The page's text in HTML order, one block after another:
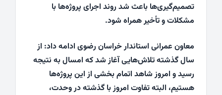
تصمیم‌گیری‌ها باعث شد روند اجرای پروژه‌ها با
مشکلات و تأخیر همراه شود.
معاون عمرانی استاندار خراسان رضوی ادامه داد: از
سال گذشته تلاش‌هایی آغاز شد که امسال به نتیجه
رسید و امروز شاهد اتمام بخشی از این پروژه‌ها
هستیم، البته تفاوت امروز با گذشته در وحدت،